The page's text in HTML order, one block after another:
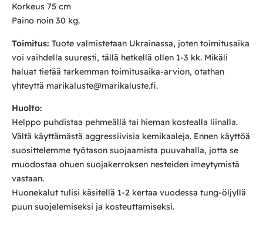
Korkeus 75 cm
Paino noin 30 kg.
Toimitus: Tuote valmistetaan Ukrainassa, joten toimitusaika
voi vaihdella suuresti, tällä hetkellä ollen 1-3 kk. Mikäli
haluat tietää tarkemman toimitusaika-arvion, otathan
yhteyttä marikaluste@marikaluste.fi.
Huolto:
Helppo puhdistaa pehmeällä tai hieman kostealla liinalla.
Vältä käyttämästä aggressiivisia kemikaaleja. Ennen käyttöä
suosittelemme työtason suojaamista puuvahalla, jotta se
muodostaa ohuen suojakerroksen nesteiden imeytymistä
vastaan.
Huonekalut tulisi käsitellä 1-2 kertaa vuodessa tung-öljyllä
puun suojelemiseksi ja kosteuttamiseksi.